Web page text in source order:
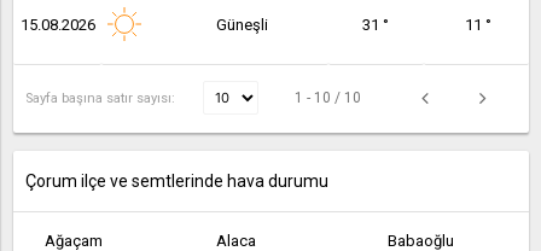
15.08.2026 Güneşli 31 ° 11 °
Sayfa başına satır sayısı: 1 - 10 / 10
Çorum ilçe ve semtlerinde hava durumu
Ağaçam Alaca Babaoğlu